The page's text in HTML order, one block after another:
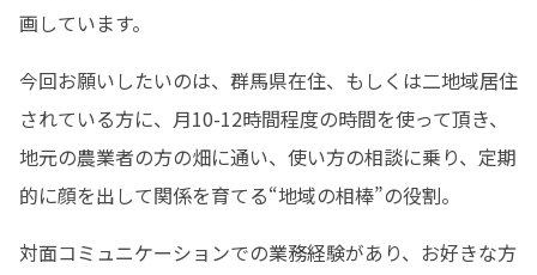
画しています。
今回お願いしたいのは、群馬県在住、もしくは二地域居住
されている方に、月10-12時間程度の時間を使って頂き、
地元の農業者の方の畑に通い、使い方の相談に乗り、定期
的に顔を出して関係を育てる“地域の相棒”の役割。
対面コミュニケーションでの業務経験があり、お好きな方